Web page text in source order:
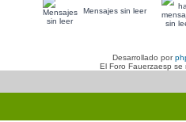
Mensajes sin leer
Desarrollado por
El Foro Fauerzaesp